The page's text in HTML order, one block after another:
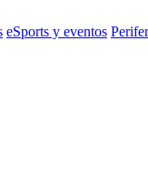
eSports y eventos